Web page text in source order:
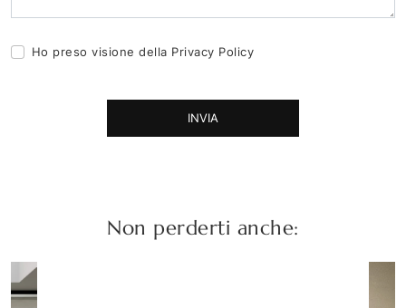
Ho preso visione della Privacy Policy
INVIA
Non perderti anche: